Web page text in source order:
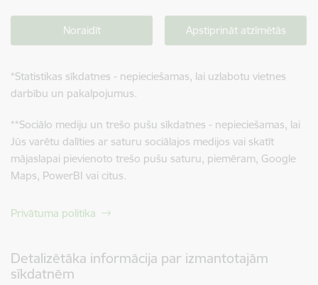
Noraidīt Apstiprināt atzīmētās
*Statistikas sīkdatnes - nepieciešamas, lai uzlabotu vietnes
darbību un pakalpojumus.
**Sociālo mediju un trešo pušu sīkdatnes - nepieciešamas, lai
Jūs varētu dalīties ar saturu sociālajos medijos vai skatīt
mājaslapai pievienoto trešo pušu saturu, piemēram, Google
Maps, PowerBI vai citus.
Privātuma politika
Detalizētāka informācija par izmantotajām
sīkdatnēm